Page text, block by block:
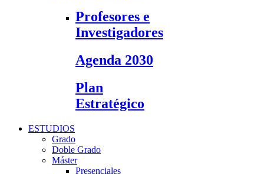
Profesores e
Investigadores
Agenda 2030
Plan
Estratégico
ESTUDIOS
Grado
Doble Grado
Máster
Presenciales